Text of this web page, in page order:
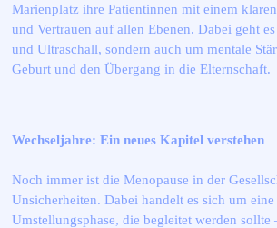
Marienplatz ihre Patientinnen mit einem
und Vertrauen auf allen Ebenen. Dabei geht
und Ultraschall, sondern auch um mentale
Geburt und den Übergang in die Elternschaft.
Wechseljahre: Ein neues Kapitel verstehen
Noch immer ist die Menopause in der
Unsicherheiten. Dabei handelt es sich um
Umstellungsphase, die begleitet werden sollte